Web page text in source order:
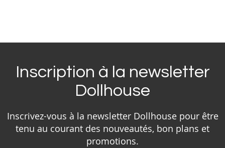
Inscription à la newsletter
Dollhouse
Inscrivez-vous à la newsletter Dollhouse pour être
tenu au courant des nouveautés, bon plans et
promotions.